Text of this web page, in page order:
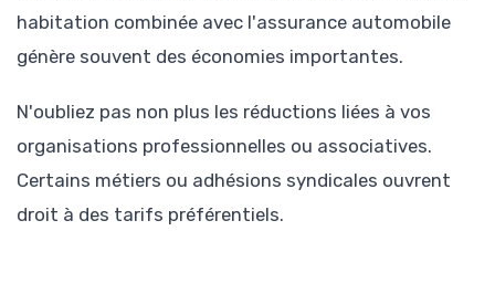
habitation combinée avec l'assurance automobile
génère souvent des économies importantes.
N'oubliez pas non plus les réductions liées à vos
organisations professionnelles ou associatives.
Certains métiers ou adhésions syndicales ouvrent
droit à des tarifs préférentiels.